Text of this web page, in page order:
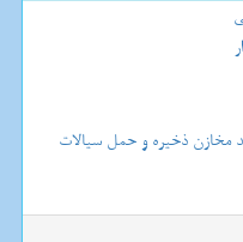
مخازن ذخیره و حمل سیالات